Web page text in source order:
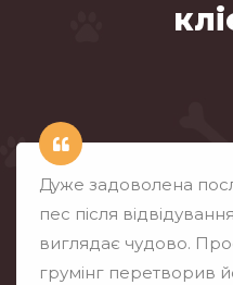
Дуже задоволена
пес після
виглядає чудово.
грумінг перетворив